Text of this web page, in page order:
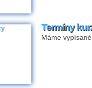
Termíny
Máme